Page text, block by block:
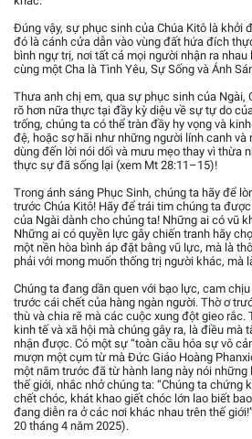
Đúng vậy, sự phục sinh của Chúa Kitô là khởi
đó là cánh cửa dẫn vào vùng đất hứa đích
bình ngự trị, nơi tất cả mọi người nhận ra
cùng một Cha là Tình Yêu, Sự Sống và Ánh
Thưa anh chị em, qua sự phục sinh của Ngài,
rõ hơn nữa thực tại đầy kỳ diệu về sự tự do
trống, chúng ta có thể tràn đầy hy vọng và
đệ, hoặc sợ hãi như những người lính canh và
dùng đến lời nói dối và mưu mẹo thay vì thừa
thực sự đã sống lại (xem Mt 28:11–15)!
Trong ánh sáng Phục Sinh, chúng ta hãy để
trước Chúa Kitô! Hãy để trái tim chúng ta
của Ngài dành cho chúng ta! Những ai có vũ
Những ai có quyền lực gây chiến tranh hãy
một nền hòa bình áp đặt bằng vũ lực, mà là
phải với mong muốn thống trị người khác, mà
Chúng ta đang dần quen với bạo lực, cam
trước cái chết của hàng ngàn người. Thờ ơ
thù và chia rẽ mà các cuộc xung đột gieo rắc.
kinh tế và xã hội mà chúng gây ra, là điều mà
nhận được. Có một sự “toàn cầu hóa sự vô
mượn một cụm từ mà Đức Giáo Hoàng
một năm trước đã từ hành lang này nói những
thế giới, nhắc nhở chúng ta: “Chúng ta chứng
chết chóc, khát khao giết chóc lớn lao biết
đang diễn ra ở các nơi khác nhau trên thế
20 tháng 4 năm 2025).